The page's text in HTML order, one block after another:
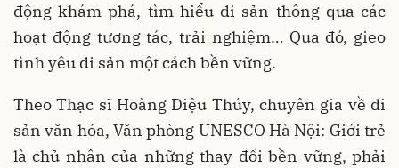
động khám phá, tìm hiểu di sản thông qua các
hoạt động tương tác, trải nghiệm… Qua đó, gieo
tình yêu di sản một cách bền vững.
Theo Thạc sĩ Hoàng Diệu Thúy, chuyên gia về di
sản văn hóa, Văn phòng UNESCO Hà Nội: Giới trẻ
là chủ nhân của những thay đổi bền vững, phải